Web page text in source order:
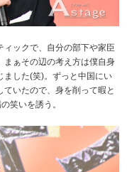
ックで、自分の部下や家臣
まぁその辺の考え方は僕自身
ました(笑)。ずっと中国にい
いたので、身を削って暇と
笑いを誘う。